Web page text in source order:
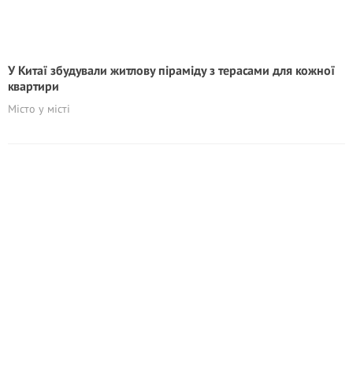
У Китаї збудували житлову піраміду з терасами для кожної
квартири
Місто у місті